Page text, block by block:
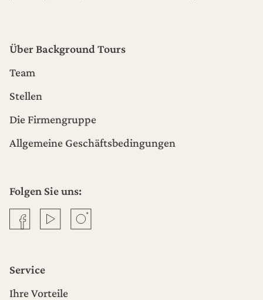
Über Background Tours
Team
Stellen
Die Firmengruppe
Allgemeine Geschäftsbedingungen
Folgen Sie uns:
Facebook YouTube Instagram
Service
Ihre Vorteile